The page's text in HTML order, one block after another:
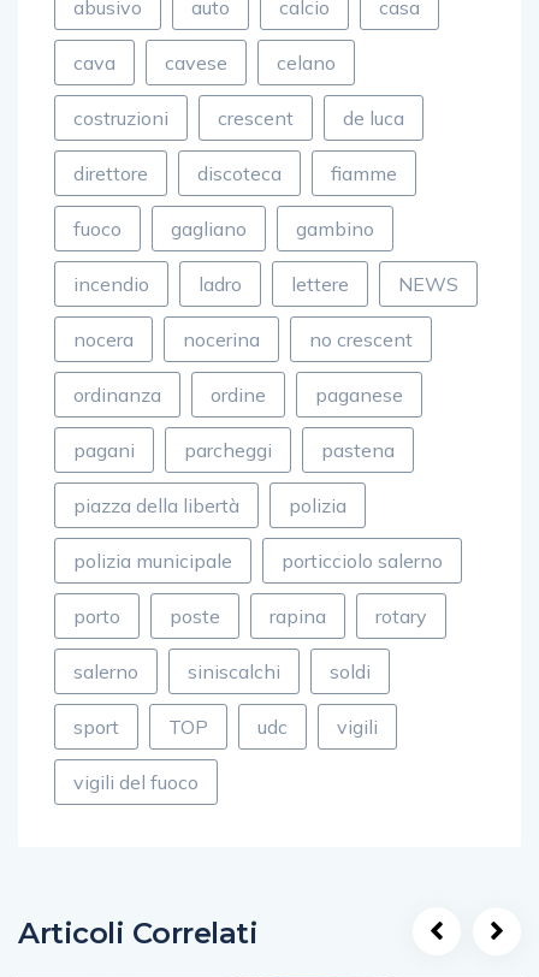
abusivo auto calcio casa
cava cavese celano
costruzioni crescent de luca
direttore discoteca fiamme
fuoco gagliano gambino
incendio ladro lettere NEWS
nocera nocerina no crescent
ordinanza ordine paganese
pagani parcheggi pastena
piazza della libertà polizia
polizia municipale porticciolo salerno
porto poste rapina rotary
salerno siniscalchi soldi
sport TOP udc vigili
vigili del fuoco
Articoli Correlati